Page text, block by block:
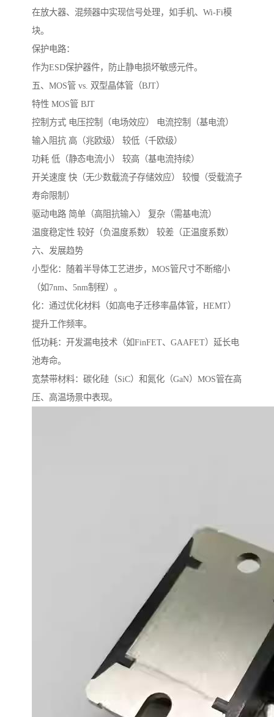
在放大器、混频器中实现信号处理，如手机、Wi-Fi模
块。
保护电路：
作为ESD保护器件，防止静电损坏敏感元件。
五、MOS管 vs. 双型晶体管（BJT）
特性 MOS管 BJT
控制方式 电压控制（电场效应） 电流控制（基电流）
输入阻抗 高（兆欧级） 较低（千欧级）
功耗 低（静态电流小） 较高（基电流持续）
开关速度 快（无少数载流子存储效应） 较慢（受载流子
寿命限制）
驱动电路 简单（高阻抗输入） 复杂（需基电流）
温度稳定性 较好（负温度系数） 较差（正温度系数）
六、发展趋势
小型化：随着半导体工艺进步，MOS管尺寸不断缩小
（如7nm、5nm制程）。
化：通过优化材料（如高电子迁移率晶体管，HEMT）
提升工作频率。
低功耗：开发漏电技术（如FinFET、GAAFET）延长电
池寿命。
宽禁带材料：碳化硅（SiC）和氮化（GaN）MOS管在高
压、高温场景中表现。